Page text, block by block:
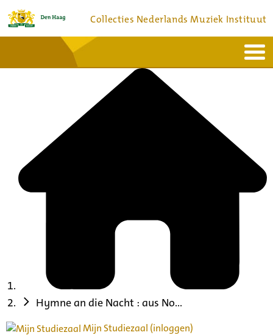
Collecties Nederlands Muziek Instituut
Bronnen en collecties
Hymne an die Nacht : aus No...
Mijn Studiezaal (inloggen)